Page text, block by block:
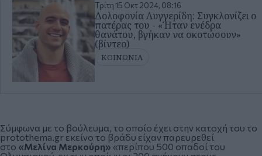
Τρίτη 15 Οκτ 2024, 08:16
Δολοφονία Λυγγερίδη: Συγκλονίζει ο
πατέρας του - «Ήταν ενέδρα
θανάτου, βγήκαν να σκοτώσουν»
(βίντεο)
ΚΟΙΝΩΝΙΑ
Σύμφωνα με το βούλευμα, το οποίο έχει στην κατοχή του το
protothema.gr εκείνο το βράδυ είχαν παρευρεθεί
στο «Μελίνα Μερκούρη» «περίπου 500 οπαδοί του